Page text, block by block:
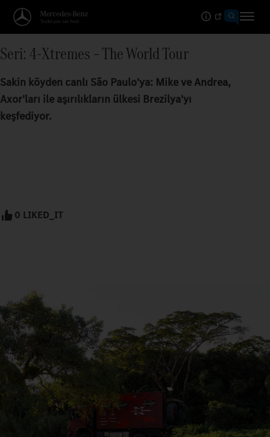
Seri: 4-Xtremes – The World Tour
Sakin köyden canlı São Paulo'ya: Mike ve Andrea,
Axor'ları ile aşırılıkların ülkesi Brezilya'yı
keşfediyor.
0 LIKED_IT